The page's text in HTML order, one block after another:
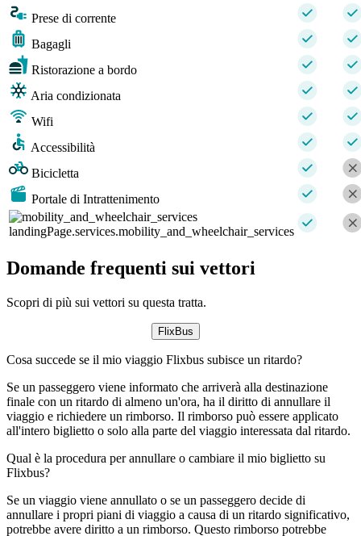
Prese di corrente
Bagagli
Ristorazione a bordo
Aria condizionata
Wifi
Accessibilità
Bicicletta
Portale di Intrattenimento
landingPage.services.mobility_and_wheelchair_services
Domande frequenti sui vettori
Scopri di più sui vettori su questa tratta.
FlixBus
Cosa succede se il mio viaggio Flixbus subisce un ritardo?
Se un passeggero viene informato che arriverà alla destinazione
finale con un ritardo di almeno un'ora, ha il diritto di annullare il
viaggio e richiedere un rimborso. Il rimborso può essere applicato
all'intero biglietto o solo alla parte del viaggio interessata dal ritardo.
Qual è la procedura per annullare o cambiare il mio biglietto su
Flixbus?
Se un viaggio viene annullato o se un passeggero decide di
annullare i propri piani di viaggio a causa di un ritardo significativo,
potrebbe avere diritto a un rimborso. Questo rimborso potrebbe